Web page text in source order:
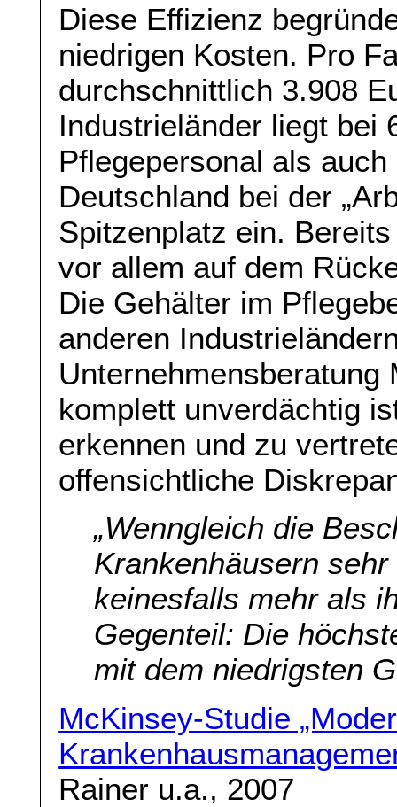
Diese Effizienz
niedrigen Kosten. Pro
durchschnittlich 3.908
Industrieländer liegt bei
Pflegepersonal als
Deutschland bei der
Spitzenplatz ein.
vor allem auf dem
Die Gehälter im
anderen
Unternehmensberatung
komplett unverdächtig
erkennen und zu
offensichtliche
„Wenngleich die
Krankenhäusern
keinesfalls mehr als
Gegenteil: Die
mit dem niedrigsten
McKinsey-Studie
Rainer u.a., 2007